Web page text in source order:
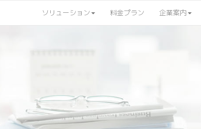
ソリューション 料金プラン 企業案内